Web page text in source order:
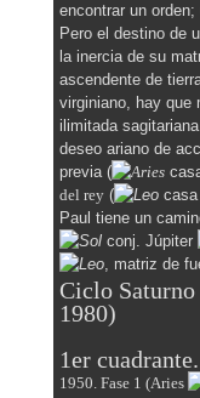
encontrar un
Pero el destino de
la inercia de su
ascendente de
virginiano, hay que
ilimitada
deseo ariano de
previa (
del rey (
Paul tiene un
conj. Júpiter
, matriz de
Ciclo Saturno
1980)
1er cuadrante.
1950. Fase 1 (Aries